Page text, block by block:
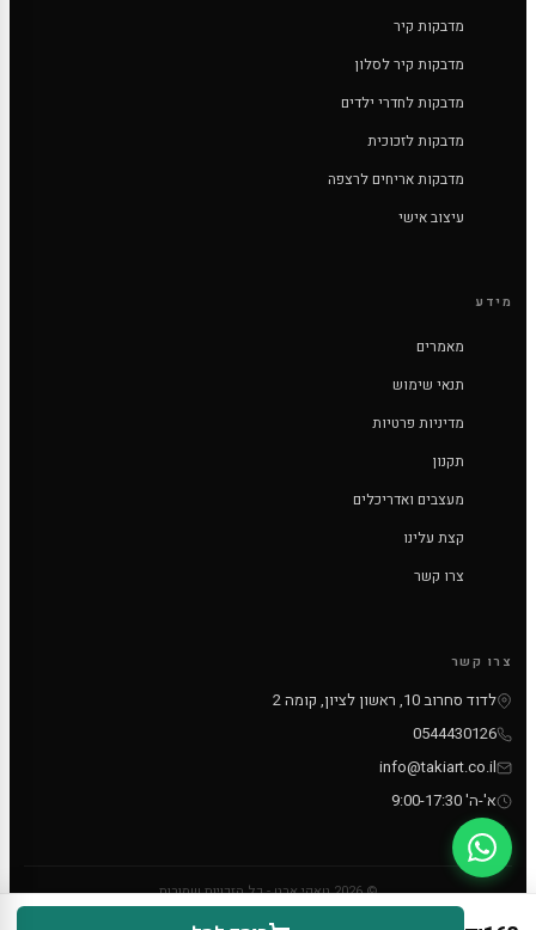
מדבקות קיר
מדבקות קיר לסלון
מדבקות לחדרי ילדים
מדבקות לזכוכית
מדבקות אריחים לרצפה
עיצוב אישי
מידע
מאמרים
תנאי שימוש
מדיניות פרטיות
תקנון
מעצבים ואדריכלים
קצת עלינו
צרו קשר
צרו קשר
לדוד סחרוב 10, ראשון לציון, קומה 2
0544430126
info@takiart.co.il
א'-ה' 9:00-17:30
© 2026 טאקי ארט - כל הזכויות שמורות